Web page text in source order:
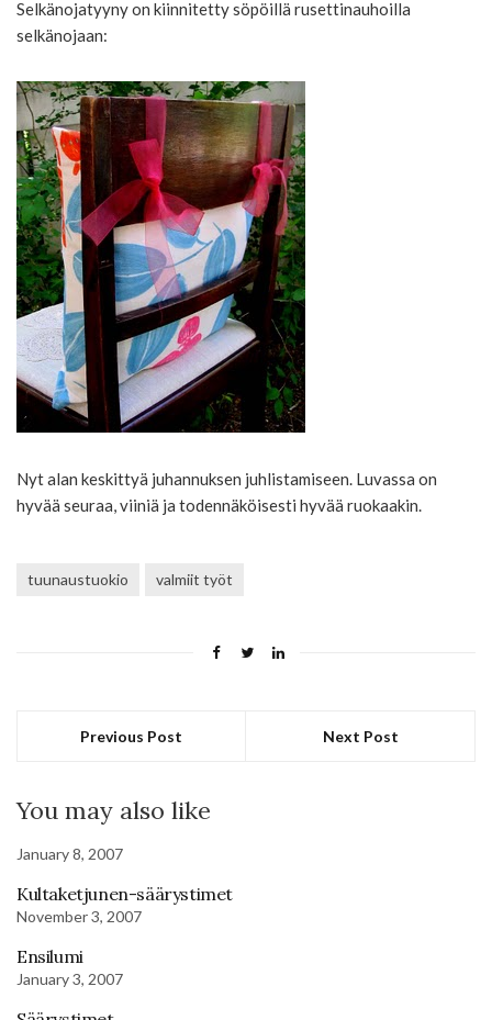
Selkänojatyyny on kiinnitetty söpöillä rusettinauhoilla
selkänojaan:
Nyt alan keskittyä juhannuksen juhlistamiseen. Luvassa on
hyvää seuraa, viiniä ja todennäköisesti hyvää ruokaakin.
tuunaustuokio valmiit työt
Previous Post Next Post
You may also like
January 8, 2007
Kultaketjunen-säärystimet
November 3, 2007
Ensilumi
January 3, 2007